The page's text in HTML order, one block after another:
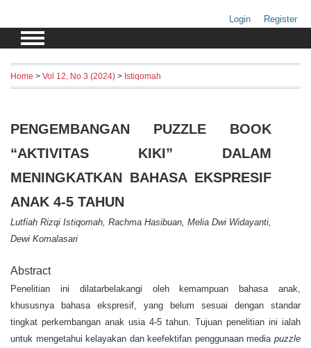
Login Register
Home > Vol 12, No 3 (2024) > Istiqomah
PENGEMBANGAN PUZZLE BOOK
“AKTIVITAS KIKI” DALAM
MENINGKATKAN BAHASA EKSPRESIF
ANAK 4-5 TAHUN
Lutfiah Rizqi Istiqomah, Rachma Hasibuan, Melia Dwi Widayanti,
Dewi Komalasari
Abstract
Penelitian ini dilatarbelakangi oleh kemampuan bahasa anak,
khususnya bahasa ekspresif, yang belum sesuai dengan standar
tingkat perkembangan anak usia 4-5 tahun. Tujuan penelitian ini ialah
untuk mengetahui kelayakan dan keefektifan penggunaan media puzzle